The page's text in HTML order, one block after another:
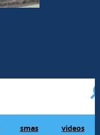
smas
videos